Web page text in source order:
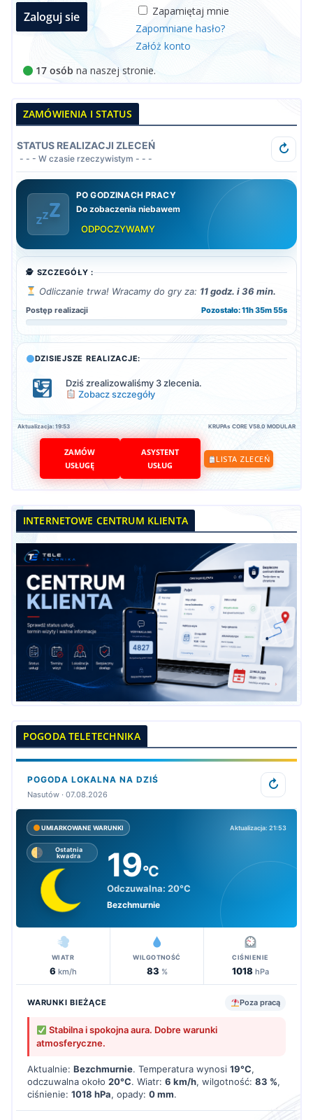
Zapamiętaj mnie
Zapomniane hasło?
Załóż konto
17 osób na naszej stronie.
ZAMÓWIENIA I STATUS
STATUS REALIZACJI ZLECEŃ
- - - W czasie rzeczywistym - - -
↻
PO GODZINACH PRACY
Do zobaczenia niebawem
ODPOCZYWAMY
🕵️ SZCZEGÓŁY :
Odliczanie trwa! Wracamy do gry za: 11 godz. i 36 min.
Postęp realizacji Pozostało: 11h 35m 53s
DZISIEJSZE REALIZACJE:
Dziś zrealizowaliśmy 3 zlecenia.
Zobacz szczegóły
Aktualizacja: 19:53 KRUPAs CORE V58.0 MODULAR
ZAMÓW
USŁUGĘ
ASYSTENT
USŁUG
LISTA ZLECEŃ
INTERNETOWE CENTRUM KLIENTA
POGODA TELETECHNIKA
POGODA LOKALNA NA DZIŚ
Nasutów · 07.08.2026
↻
UMIARKOWANE WARUNKI Aktualizacja: 21:53
Ostatnia
kwadra
19°C
Odczuwalna: 20°C
Bezchmurnie
WIATR
6 km/h
WILGOTNOŚĆ
83 %
CIŚNIENIE
1018 hPa
WARUNKI BIEŻĄCE Poza pracą
Stabilna i spokojna aura. Dobre warunki
atmosferyczne.
Aktualnie: Bezchmurnie. Temperatura wynosi 19°C,
odczuwalna około 20°C. Wiatr: 6 km/h, wilgotność: 83 %,
ciśnienie: 1018 hPa, opady: 0 mm.